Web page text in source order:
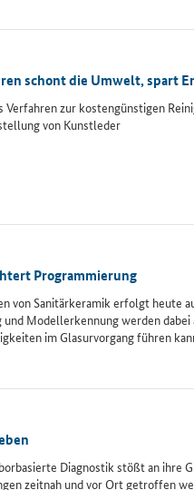
schont die Umwelt, spart
Verfahren zur kostengünstigen
von Kunstleder
Programmierung
von Sanitärkeramik erfolgt heute
Modellerkennung werden
im Glasurvorgang führen
Diagnostik stößt an ihre
zeitnah und vor Ort getroffen